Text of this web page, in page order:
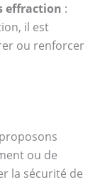
effraction :
il est
ou renforcer
ou de
la sécurité de